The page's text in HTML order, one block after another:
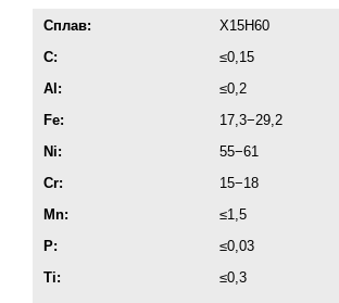
Cплав:
Х15Н60
C:
≤0,15
Al:
≤0,2
Fe:
17,3−29,2
Ni:
55−61
Cr:
15−18
Mn:
≤1,5
P:
≤0,03
Ti:
≤0,3